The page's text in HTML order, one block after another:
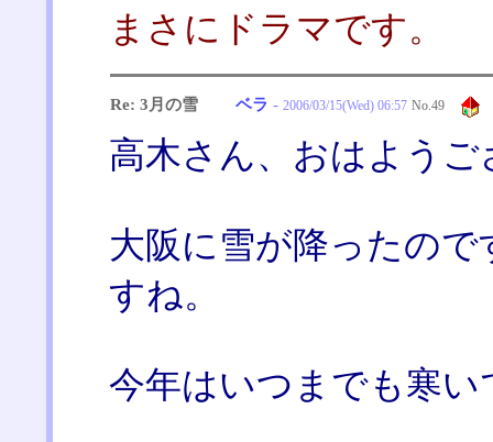
まさにドラマです。
Re: 3月の雪 ベラ - 2006/03/15(Wed) 06:57 No.49
高木さん、おはようご
大阪に雪が降ったの
すね。
今年はいつまでも寒い